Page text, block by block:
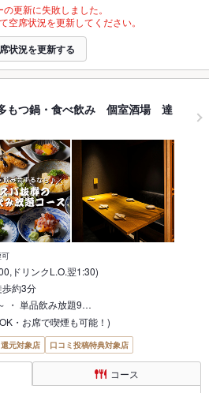
更新に失敗しました。
空席状況を更新してください。
状況を更新する
もつ鍋・食べ飲み 個室酒場 達
ドリンクL.O.翌1:30)
約3分
・ 単品飲み放題9…
・お席で喫煙も可能！)
元対象店 口コミ投稿特典対象店
コース